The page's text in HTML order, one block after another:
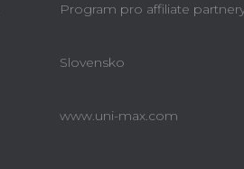
Program pro affiliate
Slovensko
www.uni-max.com